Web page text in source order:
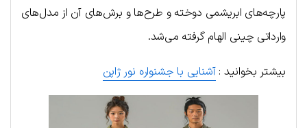
پارچه‌های ابریشمی دوخته و طرح‌ها و برش‌های آن از مدل‌های
وارداتی چینی الهام گرفته می‌شد.
بیشتر بخوانید :آشنایی با جشنواره نور ژاپن